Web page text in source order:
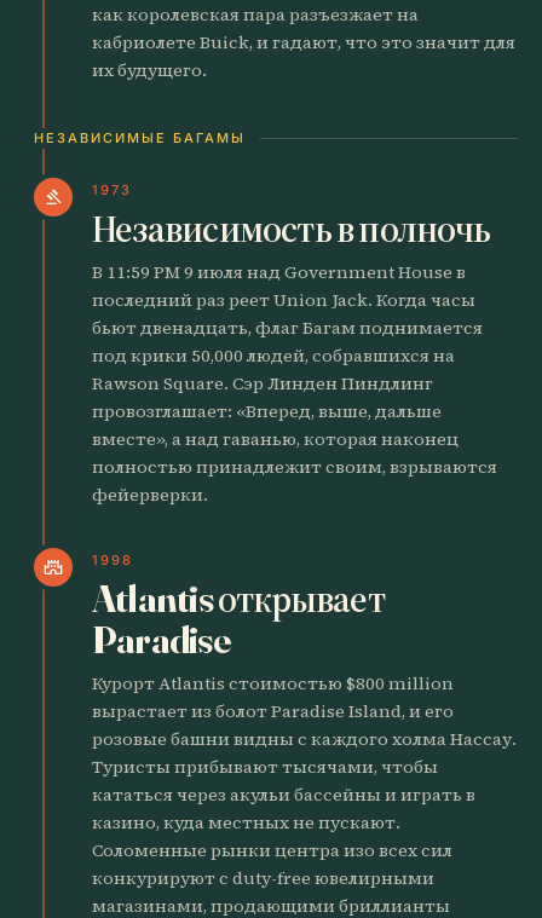
как королевская пара разъезжает на
кабриолете Buick, и гадают, что это значит для
их будущего.
НЕЗАВИСИМЫЕ БАГАМЫ
gavel 1973
Независимость в полночь
В 11:59 PM 9 июля над Government House в
последний раз реет Union Jack. Когда часы
бьют двенадцать, флаг Багам поднимается
под крики 50,000 людей, собравшихся на
Rawson Square. Сэр Линден Пиндлинг
провозглашает: «Вперед, выше, дальше
вместе», а над гаванью, которая наконец
полностью принадлежит своим, взрываются
фейерверки.
castle 1998
Atlantis открывает
Paradise
Курорт Atlantis стоимостью $800 million
вырастает из болот Paradise Island, и его
розовые башни видны с каждого холма Нассау.
Туристы прибывают тысячами, чтобы
кататься через акульи бассейны и играть в
казино, куда местных не пускают.
Соломенные рынки центра изо всех сил
конкурируют с duty-free ювелирными
магазинами, продающими бриллианты